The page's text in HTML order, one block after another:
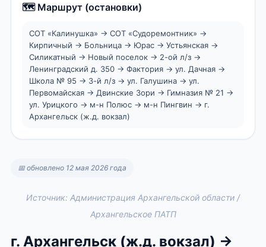
🗺️ Маршрут (остановки)
СОТ «Калинушка» → СОТ «Судоремонтник» →
Кирпичный → Больница → Юрас → Устьянская →
Силикатный → Новый поселок → 2-ой л/з →
Ленинградский д. 350 → Фактория → ул. Дачная →
Школа № 95 → 3-й л/з → ул. Галушина → ул.
Первомайская → Двинские Зори → Гимназия № 21 →
ул. Урицкого → м-н Полюс → м-н Пингвин → г.
Архангельск (ж.д. вокзал)
📅 обновлено 12 мая 2026 года
Источник: Администрация Архангельской области /
Архангельское ПАТП
г. Архангельск (ж.д. вокзал) →